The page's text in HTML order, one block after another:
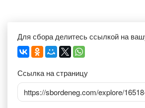
Для сбора делитесь ссылкой на
Ссылка на страницу
https://sbordeneg.com/explore/